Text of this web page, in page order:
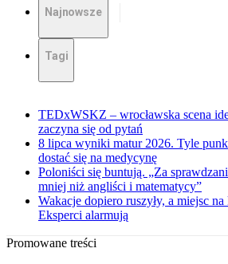
Najnowsze
Tagi
TEDxWSKZ – wrocławska scena
zaczyna się od pytań
8 lipca wyniki matur 2026. Tyle
dostać się na medycynę
Poloniści się buntują. „Za
mniej niż angliści i matematycy”
Wakacje dopiero ruszyły, a miejsc
Eksperci alarmują
Promowane treści